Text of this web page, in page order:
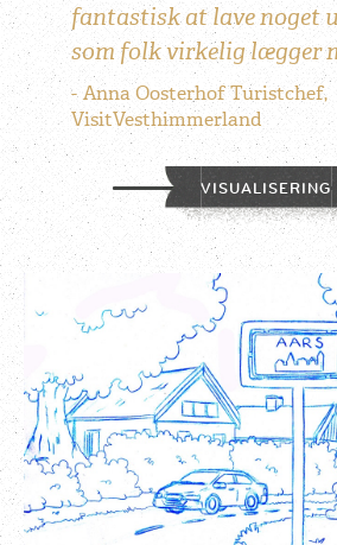
fantastisk at lave noget
som folk virkelig lægger
Anna Oosterhof Turistchef,
VisitVesthimmerland
VISUALISERING